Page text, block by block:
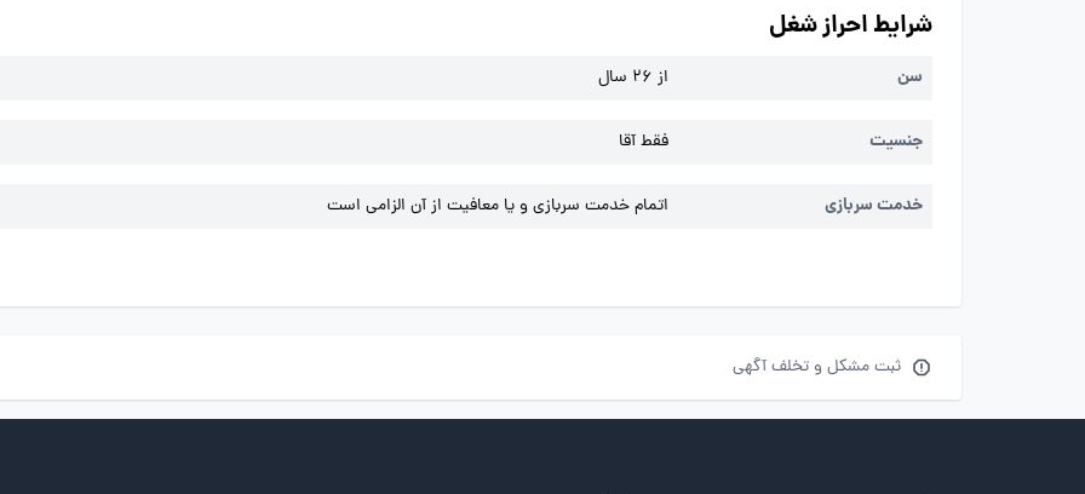
شرایط احراز شغل
سن از 26 سال
جنسیت فقط آقا
خدمت سربازی اتمام خدمت سربازی و یا معافیت از آن الزامی است
ثبت مشکل و تخلف آگهی